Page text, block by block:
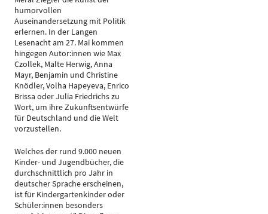
humorvollen
Auseinandersetzung mit Politik
erlernen. In der Langen
Lesenacht am 27. Mai kommen
hingegen Autor:innen wie Max
Czollek, Malte Herwig, Anna
Mayr, Benjamin und Christine
Knödler, Volha Hapeyeva, Enrico
Brissa oder Julia Friedrichs zu
Wort, um ihre Zukunftsentwürfe
für Deutschland und die Welt
vorzustellen.
Welches der rund 9.000 neuen
Kinder- und Jugendbücher, die
durchschnittlich pro Jahr in
deutscher Sprache erscheinen,
ist für Kindergartenkinder oder
Schüler:innen besonders